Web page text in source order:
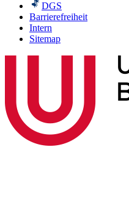
DGS
Barrierefreiheit
Intern
Sitemap